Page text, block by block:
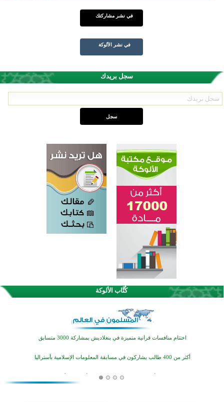
في نشر مشاركتك
في نشر الألوكة
سجل بريدك
كُتَّاب الألوكة
اختتام الدورة التاسعة لمسابقة حفظ وتلاوة القرآن الكريم في أزناكاييف
تيسليتش تختتم برنامجا تعليميا لتعزيز القيم وبناء الشخصية للشباب المسلمين
اختتام منافسات قرآنية متميزة في بنغلاديش بمشاركة 3000 متسابق
أكثر من 400 طالب يشاركون في مسابقة المعلومات الإسلامية بأستراليا
افتتاح تاريخي لأول مسجد في بلييفليا بالجبل الأسود منذ أكثر من قرن